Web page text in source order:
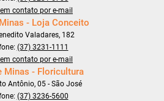
contato por e-mail
- Loja Conceito
Valadares, 182
(37) 3231-1111
contato por e-mail
Minas - Floricultura
Antônio, 05 - São José
(37) 3236-5600